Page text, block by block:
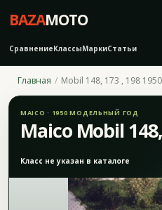
BAZAMOTO
СравнениеКлассыМаркиСтатьи
Главная Mobil 148, 173 , 198 1950
MAICO · 1950 МОДЕЛЬНЫЙ ГОД
Maico Mobil
Класс не указан в каталоге